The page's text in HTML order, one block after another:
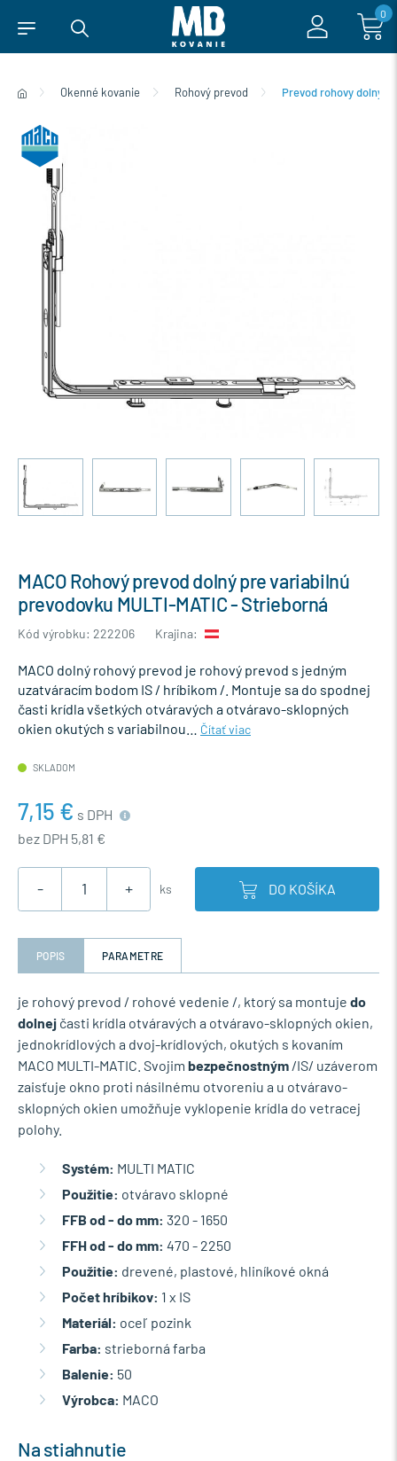
0
Okenné kovanie Rohový prevod Prevod rohovy dolny
MACO Rohový prevod dolný pre variabilnú
prevodovku MULTI-MATIC - Strieborná
Kód výrobku: 222206 Krajina:
MACO dolný rohový prevod je rohový prevod s jedným
uzatváracím bodom IS / hríbikom /. Montuje sa do spodnej
časti krídla všetkých otváravých a otváravo-sklopných
okien okutých s variabilnou…
Čítať viac
SKLADOM
7,15 € s DPH
bez DPH 5,81 €
- + ks DO KOŠÍKA
POPIS PARAMETRE
je rohový prevod / rohové vedenie /, ktorý sa montuje do
dolnej časti krídla otváravých a otváravo-sklopných okien,
jednokrídlových a dvoj-krídlových, okutých s kovaním
MACO MULTI-MATIC. Svojim bezpečnostným /IS/ uzáverom
zaisťuje okno proti násilnému otvoreniu a u otváravo-
sklopných okien umožňuje vyklopenie krídla do vetracej
polohy.
Systém: MULTI MATIC
Použitie: otváravo sklopné
FFB od - do mm: 320 - 1650
FFH od - do mm: 470 - 2250
Použitie: drevené, plastové, hliníkové okná
Počet hríbikov: 1 x IS
Materiál: oceľ pozink
Farba: strieborná farba
Balenie: 50
Výrobca: MACO
Na stiahnutie